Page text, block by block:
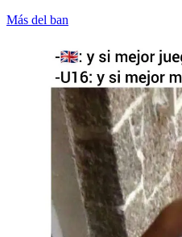
Más del ban